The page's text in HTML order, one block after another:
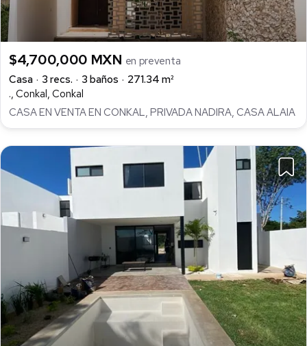
$4,700,000 MXN en preventa
Casa
3 recs. 3 baños
271.34 m²
., Conkal, Conkal
CASA EN VENTA EN CONKAL, PRIVADA NADIRA, CASA ALAIA